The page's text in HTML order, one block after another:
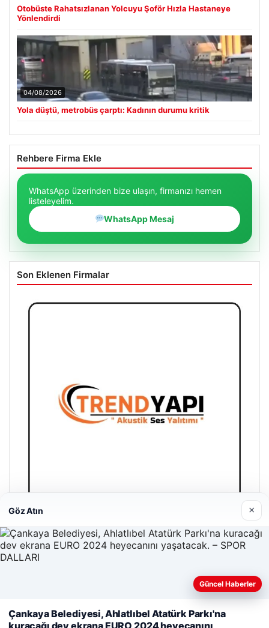
Otobüste Rahatsızlanan Yolcuyu Şoför Hızla Hastaneye
Yönlendirdi
04/08/2026
Yola düştü, metrobüs çarptı: Kadının durumu kritik
Rehbere Firma Ekle
WhatsApp üzerinden bize ulaşın, firmanızı hemen
listeleyelim.
WhatsApp Mesaj
Son Eklenen Firmalar
Trend Yapı Akustik
18/04/2026
deneyiminizi kişiselleştirmek ve geliştirmek amacıyla çerezler
Göz Atın ×
Güncel Haberler
Çankaya Belediyesi, Ahlatlıbel Atatürk Parkı'na
kuracağı dev ekrana EURO 2024 heyecanını